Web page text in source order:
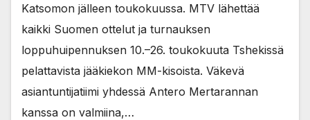
Katsomon jälleen toukokuussa. MTV lähettää
kaikki Suomen ottelut ja turnauksen
loppuhuipennuksen 10.–26. toukokuuta Tshekissä
pelattavista jääkiekon MM-kisoista. Väkevä
asiantuntijatiimi yhdessä Antero Mertarannan
kanssa on valmiina,…